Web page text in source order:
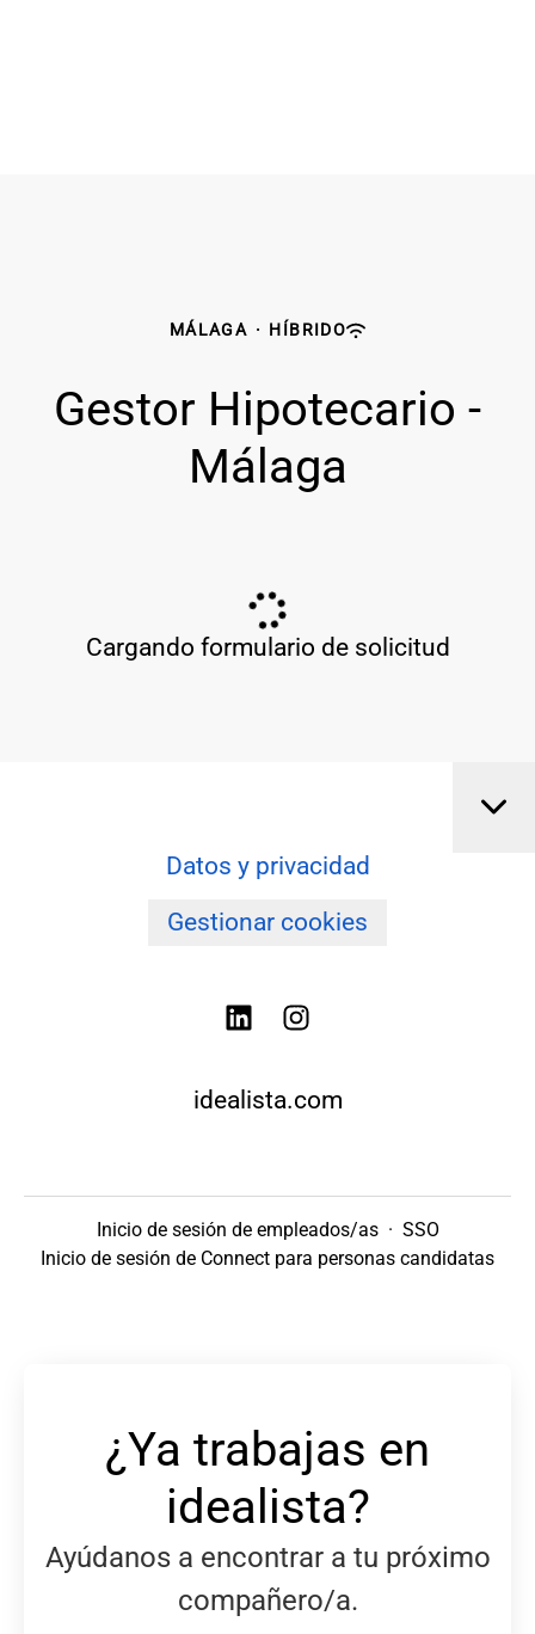
MÁLAGA · HÍBRIDO
Gestor Hipotecario -
Málaga
Cargando formulario de solicitud
Datos y privacidad
Gestionar cookies
idealista.com
Inicio de sesión de empleados/as · SSO
Inicio de sesión de Connect para personas candidatas
¿Ya trabajas en
idealista?
Ayúdanos a encontrar a tu próximo
compañero/a.